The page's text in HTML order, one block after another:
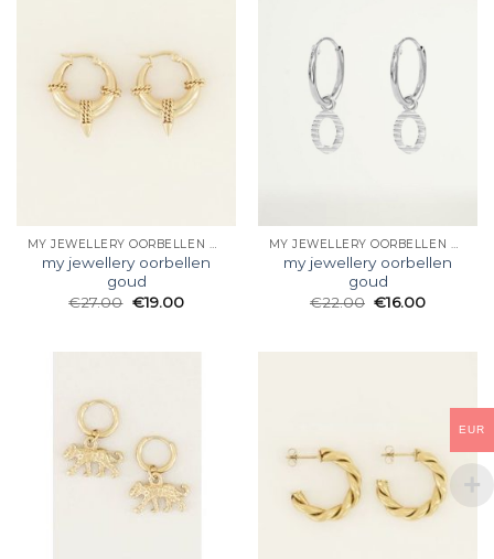
my jewellery oorbellen
goud
€27.00 €19.00
my jewellery oorbellen
goud
€22.00 €16.00
EUR